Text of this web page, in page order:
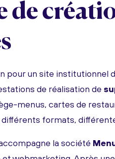
de
pour un site institutionnel
de réalisation de
menus, cartes de
formats,
la société